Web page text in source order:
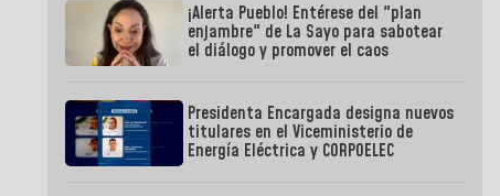
¡Alerta Pueblo! Entérese del "plan
enjambre" de La Sayo para sabotear
el diálogo y promover el caos
Presidenta Encargada designa nuevos
titulares en el Viceministerio de
Energía Eléctrica y CORPOELEC